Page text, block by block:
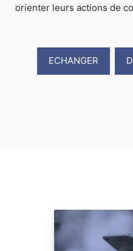
orienter leurs actions de
ECHANGER